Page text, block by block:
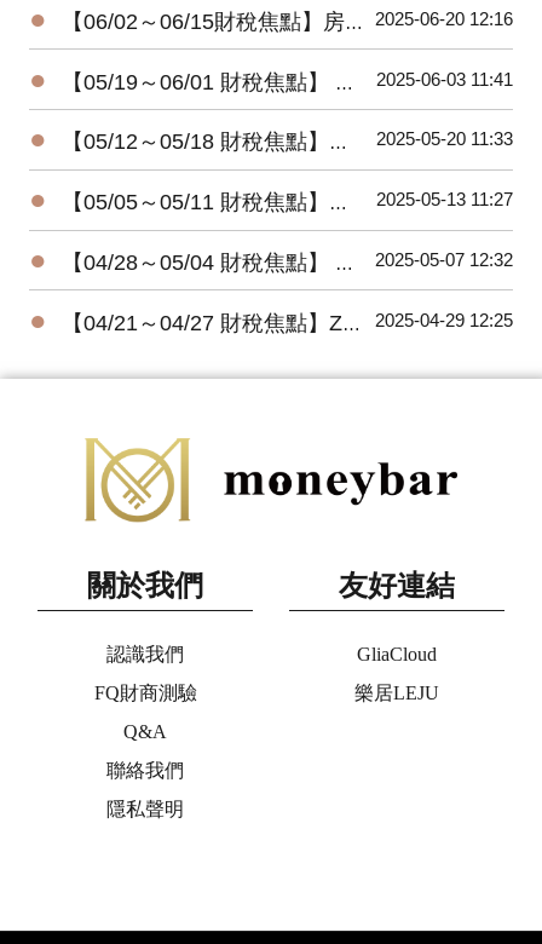
● 【06/02～06/15財稅焦點】房租租約附件有註明收租內容要繳印花稅 2025-06-20 12:16
● 【05/19～06/01 財稅焦點】 長輩轉錢給家人，小心關愛變稅債 2025-06-03 11:41
● 【05/12～05/18 財稅焦點】所得報稅， 22%民眾已完成 2025-05-20 11:33
● 【05/05～05/11 財稅焦點】富人節稅，四招就行 2025-05-13 11:27
● 【04/28～05/04 財稅焦點】 減稅不成反增稅，女法官不孕治療纏訟六年仍敗訴 2025-05-07 12:32
● 【04/21～04/27 財稅焦點】Zappos執行長謝家華喪生四年 爆出神秘遺囑 2025-04-29 12:25
關於我們
認識我們
FQ財商測驗
Q&A
聯絡我們
隱私聲明
友好連結
GliaCloud
樂居LEJU